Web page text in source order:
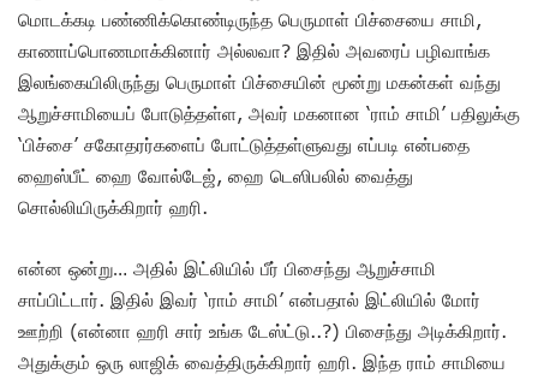
மொடக்கடி பண்ணிக்கொண்டிருந்த பெருமாள் பிச்சையை சாமி,
காணாப்பொணமாக்கினார் அல்லவா? இதில் அவரைப் பழிவாங்க
இலங்கையிலிருந்து பெருமாள் பிச்சையின் மூன்று மகன்கள் வந்து
ஆறுச்சாமியைப் போடுத்தள்ள, அவர் மகனான ‘ராம் சாமி’ பதிலுக்கு
‘பிச்சை’ சகோதரர்களைப் போட்டுத்தள்ளுவது எப்படி என்பதை
ஹைஸ்பீட் ஹை வோல்டேஜ், ஹை டெஸிபலில் வைத்து
சொல்லியிருக்கிறார் ஹரி.
என்ன ஒன்று… அதில் இட்லியில் பீர் பிசைந்து ஆறுச்சாமி
சாப்பிட்டார். இதில் இவர் ‘ராம் சாமி’ என்பதால் இட்லியில் மோர்
ஊற்றி (என்னா ஹரி சார் உங்க டேஸ்ட்டு..?) பிசைந்து அடிக்கிறார்.
அதுக்கும் ஒரு லாஜிக் வைத்திருக்கிறார் ஹரி. இந்த ராம் சாமியை